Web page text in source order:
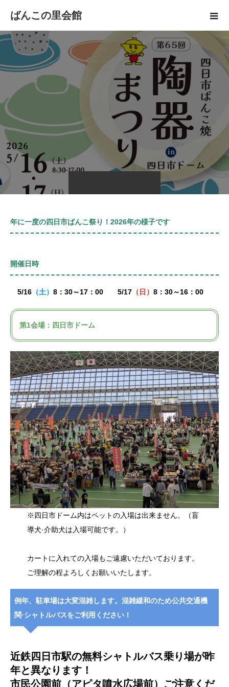
ばんこの里会館
年に一度の四日市ばんこ祭り！2026年の様子です
開催日時
5/16 （土） 8：30～17：00 5/17 （日） 8：30～16：00
第1会場：四日市ドーム
※四日市ドーム内はペットの入場は出来ません。（盲
導犬·介助犬は入場可能です。）
カートに入れての入場もご遠慮いただいております。
ご理解の程よろしくお願いいたします。
例年、駐車場は大変混雑します。混雑緩和のため公共交通機
関·シャトルバスをご利用ください！
近鉄四日市駅の無料シャトルバス乗り場が昨
年と異なります！
市民公園前（アピタ噴水広場前）ご注意くだ